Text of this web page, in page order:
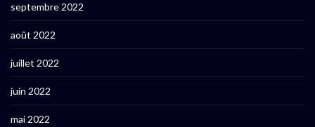
septembre 2022
août 2022
juillet 2022
juin 2022
mai 2022